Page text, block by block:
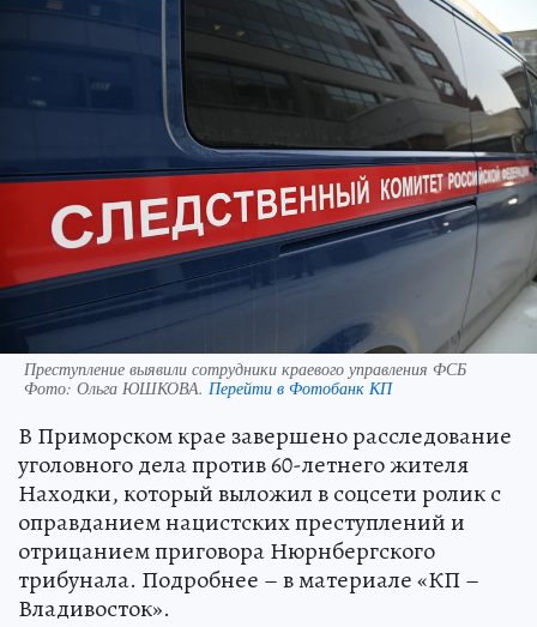
Преступление выявили сотрудники краевого управления ФСБ
Фото: Ольга ЮШКОВА. Перейти в Фотобанк КП
В Приморском крае завершено расследование
уголовного дела против 60-летнего жителя
Находки, который выложил в соцсети ролик с
оправданием нацистских преступлений и
отрицанием приговора Нюрнбергского
трибунала. Подробнее – в материале «КП –
Владивосток».